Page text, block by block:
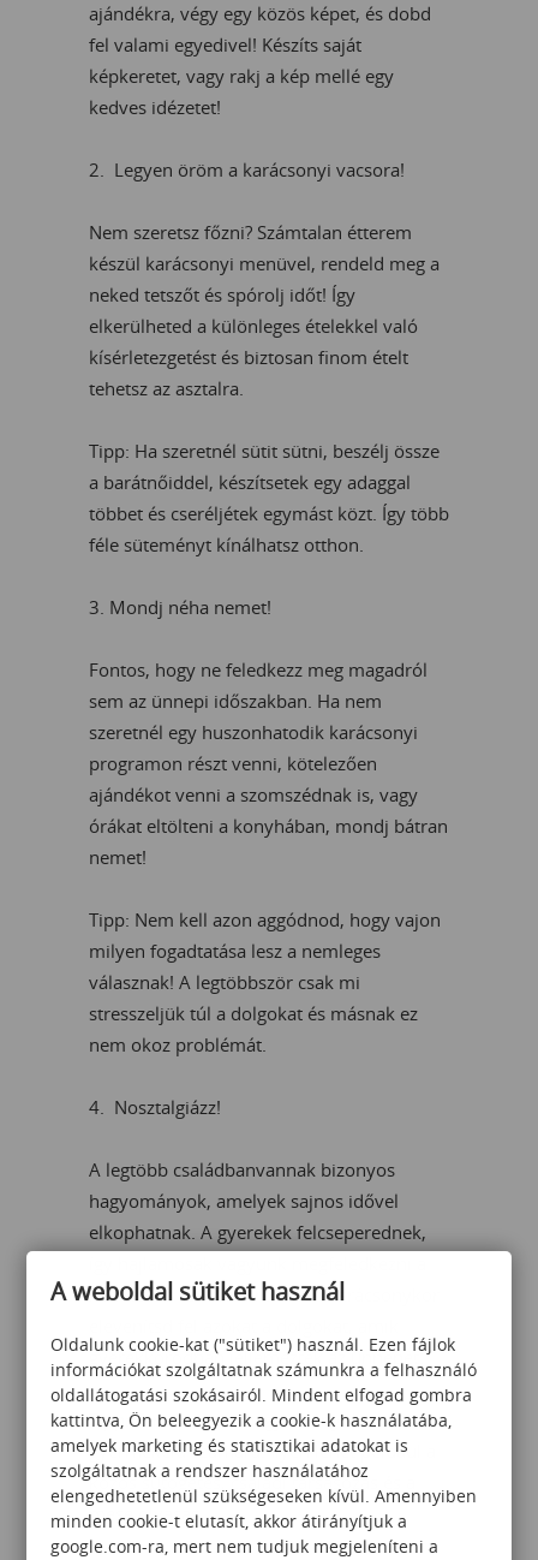
ajándékra, végy egy közös képet, és dobd
fel valami egyedivel! Készíts saját
képkeretet, vagy rakj a kép mellé egy
kedves idézetet!
2. Legyen öröm a karácsonyi vacsora!
Nem szeretsz főzni? Számtalan étterem
készül karácsonyi menüvel, rendeld meg a
neked tetszőt és spórolj időt! Így
elkerülheted a különleges ételekkel való
kísérletezgetést és biztosan finom ételt
tehetsz az asztalra.
Tipp: Ha szeretnél sütit sütni, beszélj össze
a barátnőiddel, készítsetek egy adaggal
többet és cseréljétek egymást közt. Így több
féle süteményt kínálhatsz otthon.
3. Mondj néha nemet!
Fontos, hogy ne feledkezz meg magadról
sem az ünnepi időszakban. Ha nem
szeretnél egy huszonhatodik karácsonyi
programon részt venni, kötelezően
ajándékot venni a szomszédnak is, vagy
órákat eltölteni a konyhában, mondj bátran
nemet!
Tipp: Nem kell azon aggódnod, hogy vajon
milyen fogadtatása lesz a nemleges
válasznak! A legtöbbször csak mi
stresszeljük túl a dolgokat és másnak ez
nem okoz problémát.
4. Nosztalgiázz!
A legtöbb családbanvannak bizonyos
hagyományok, amelyek sajnos idővel
elkophatnak. A gyerekek felcseperednek,
kedves kis szokásokról. Idén karácsonykor
gyerekkorodban jellemezték az ünnepet!
Tipp: Teremts te is hagyományokat a
gyermekeid számára! Ilyen lehet például a
közös sütögetés, családi társasozás és a
mese olvasás.
A weboldal sütiket használ
Oldalunk cookie-kat ("sütiket") használ. Ezen fájlok
információkat szolgáltatnak számunkra a felhasználó
oldallátogatási szokásairól. Mindent elfogad gombra
kattintva, Ön beleegyezik a cookie-k használatába,
amelyek marketing és statisztikai adatokat is
szolgáltatnak a rendszer használatához
elengedhetetlenül szükségeseken kívül. Amennyiben
minden cookie-t elutasít, akkor átirányítjuk a
google.com-ra, mert nem tudjuk megjeleníteni a